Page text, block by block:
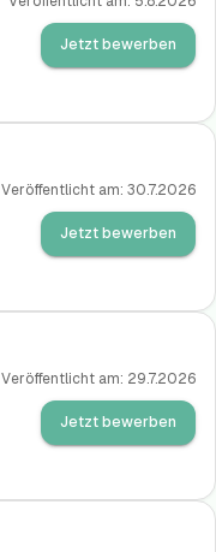
Jetzt bewerben
Veröffentlicht am: 30.7.2026
Jetzt bewerben
Veröffentlicht am: 29.7.2026
Jetzt bewerben